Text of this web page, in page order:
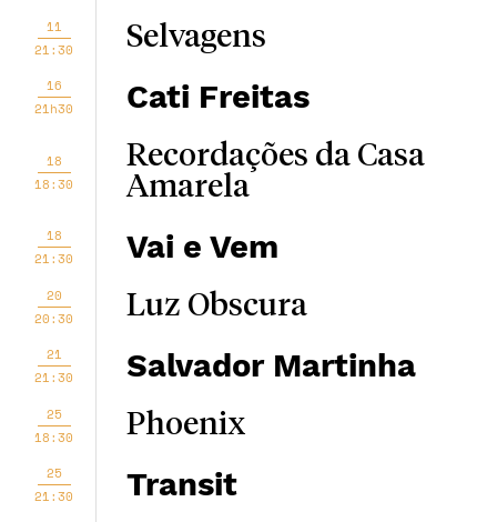
11
21:30
Selvagens
16
21h30
Cati Freitas
18
18:30
Recordações da Casa
Amarela
18
21:30
Vai e Vem
20
20:30
Luz Obscura
21
21:30
Salvador Martinha
25
18:30
Phoenix
25
21:30
Transit